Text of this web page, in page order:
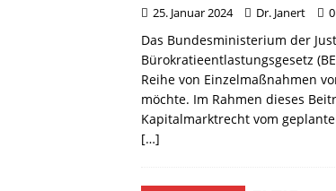
25. Januar 2024 Dr. Janert 0
Das Bundesministerium der
Bürokratieentlastungsgesetz
Reihe von Einzelmaßnahmen
möchte. Im Rahmen dieses
Kapitalmarktrecht vom
[…]